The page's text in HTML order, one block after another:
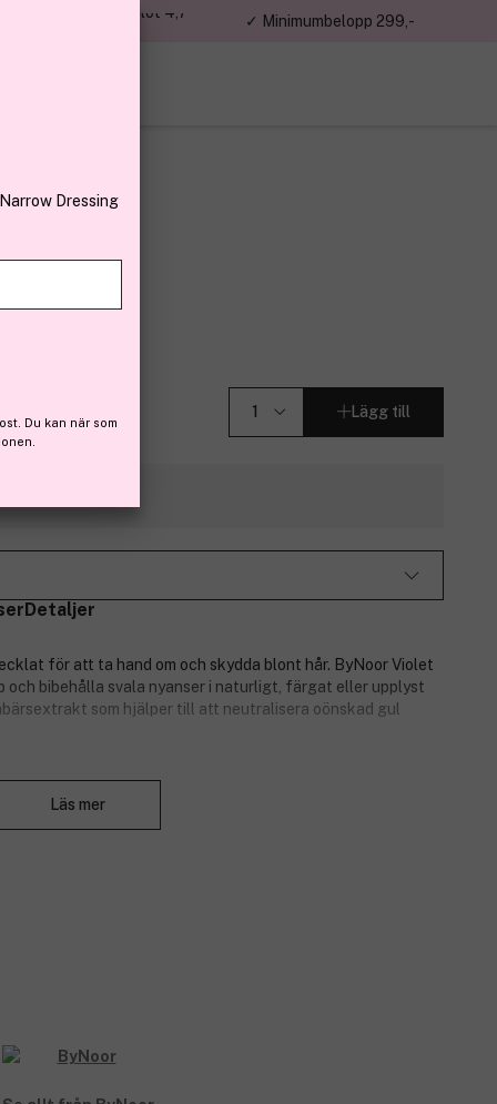
kunder – Trustpilot 4,7
✓ Minimumbelopp 299,-
Lägg till
Detaljer
för att ta hand om och skydda blont hår. ByNoor Violet
bibehålla svala nyanser i naturligt, färgat eller upplyst
som hjälper till att neutralisera oönskad gul
Läs mer
Dressing
Du kan när som